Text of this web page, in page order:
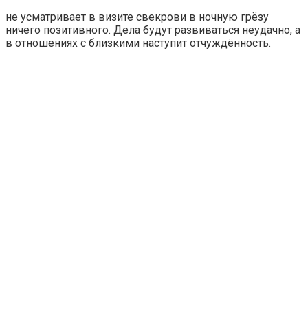
не усматривает в визите свекрови в ночную грёзу
ничего позитивного. Дела будут развиваться неудачно, а
в отношениях с близкими наступит отчуждённость.